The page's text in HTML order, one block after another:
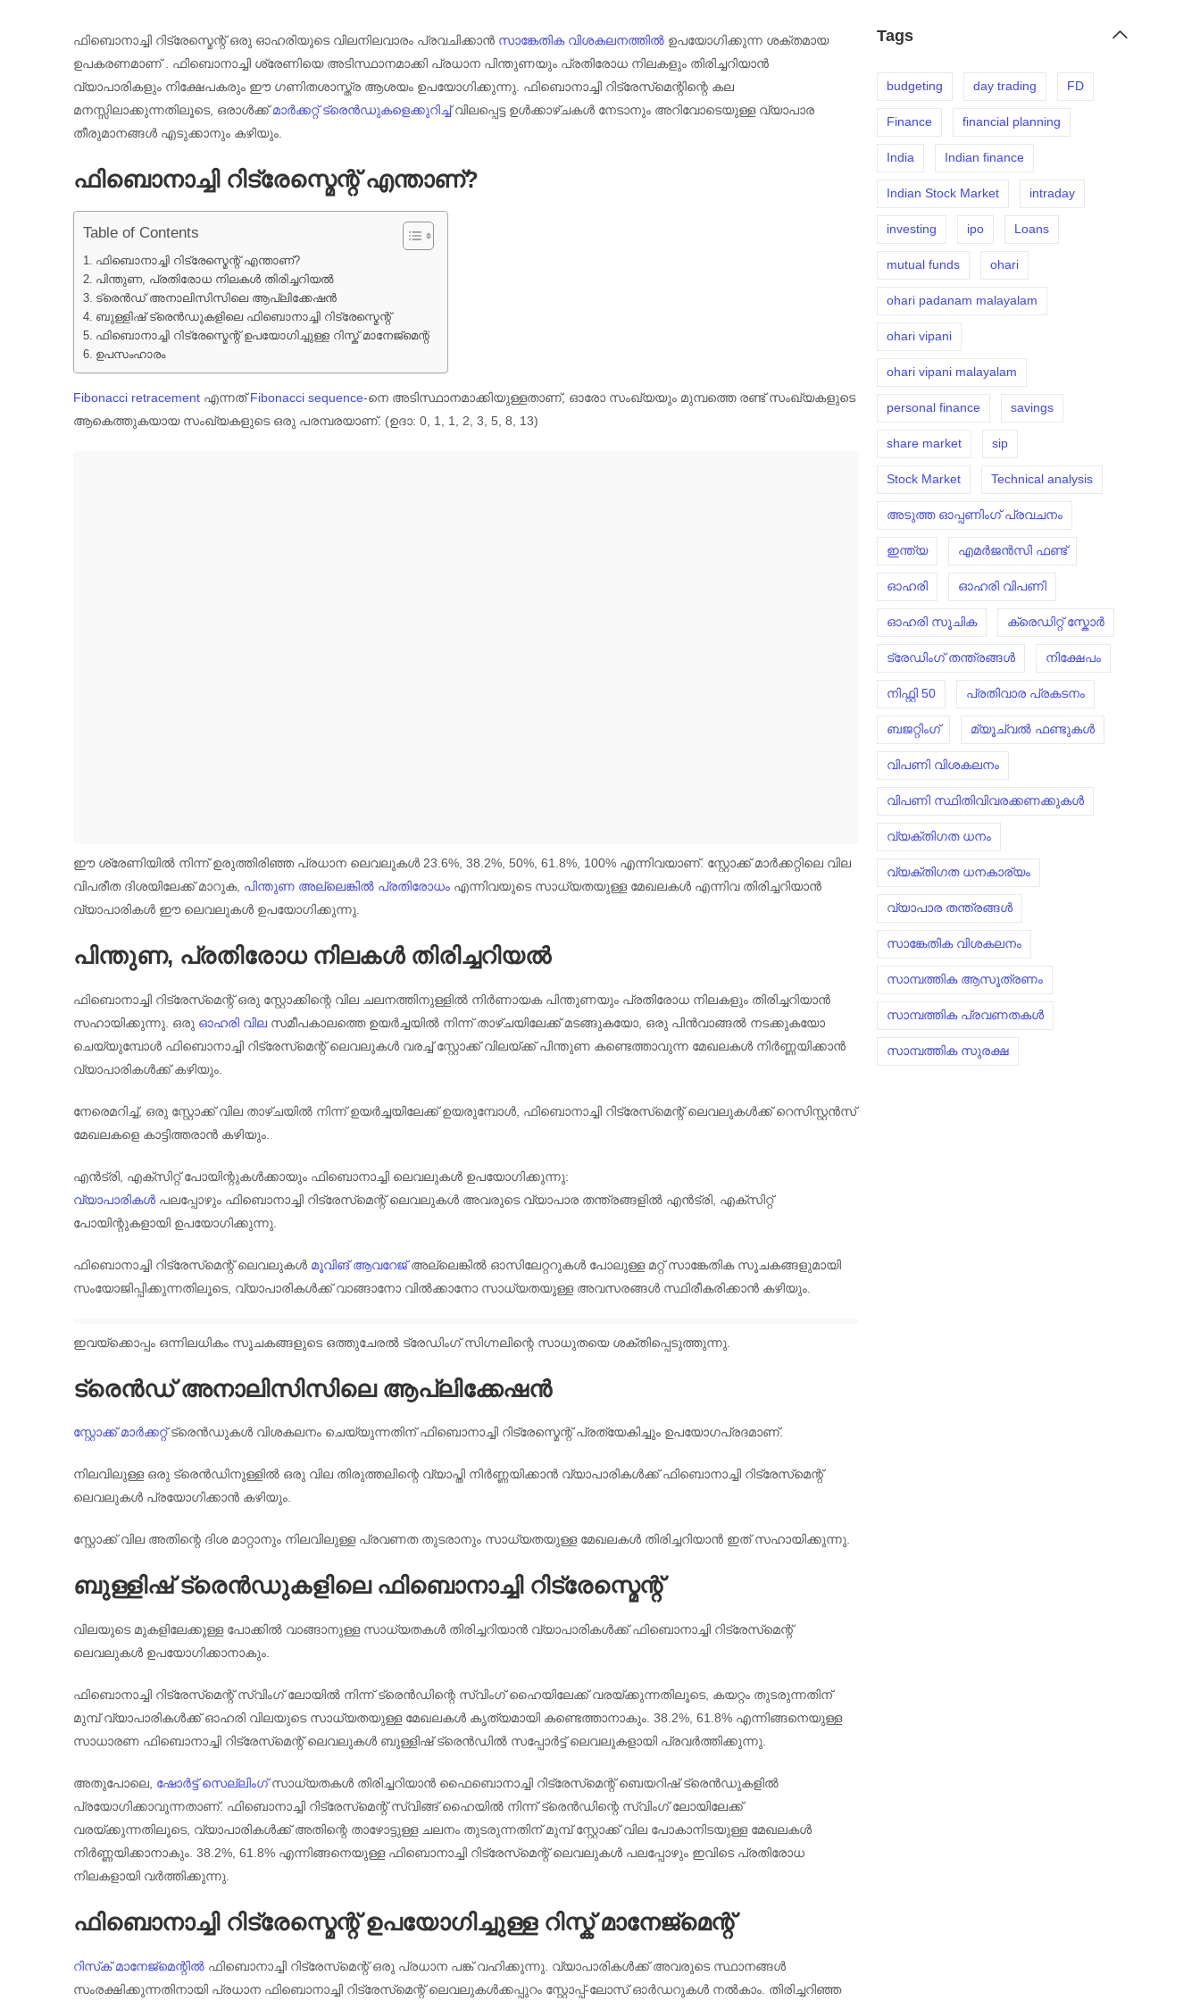
ഫിബൊനാച്ചി റിട്രേസ്മെന്റ് ഒരു ഓഹരിയുടെ വിലനിലവാരം പ്രവചിക്കാൻ സാങ്കേതിക വിശകലനത്തിൽ ഉപയോഗിക്കുന്ന ശക്തമായ
ഉപകരണമാണ് . ഫിബൊനാച്ചി ശ്രേണിയെ അടിസ്ഥാനമാക്കി പ്രധാന പിന്തുണയും പ്രതിരോധ നിലകളും തിരിച്ചറിയാൻ
വ്യാപാരികളും നിക്ഷേപകരും ഈ ഗണിതശാസ്ത്ര ആശയം ഉപയോഗിക്കുന്നു. ഫിബൊനാച്ചി റിട്രേസ്‌മെന്റിന്റെ കല
മനസ്സിലാക്കുന്നതിലൂടെ, ഒരാൾക്ക്മാർക്കറ്റ് ട്രെൻഡുകളെക്കുറിച്ച്വിലപ്പെട്ട ഉൾക്കാഴ്ചകൾ നേടാനും അറിവോടെയുള്ള വ്യാപാര
തീരുമാനങ്ങൾ എടുക്കാനും കഴിയും.
ഫിബൊനാച്ചി റിട്രേസ്മെന്റ് എന്താണ്?
Table of Contents
ഫിബൊനാച്ചി റിട്രേസ്മെന്റ് എന്താണ്?
പിന്തുണ, പ്രതിരോധ നിലകൾ തിരിച്ചറിയൽ
ട്രെൻഡ് അനാലിസിസിലെ ആപ്ലിക്കേഷൻ
ബുള്ളിഷ് ട്രെൻഡുകളിലെ ഫിബൊനാച്ചി റിട്രേസ്മെന്റ്
ഫിബൊനാച്ചി റിട്രേസ്മെന്റ് ഉപയോഗിച്ചുള്ള റിസ്ക് മാനേജ്മെന്റ്
ഉപസംഹാരം
Fibonacci retracement എന്നത്Fibonacci sequence-നെ അടിസ്ഥാനമാക്കിയുള്ളതാണ്, ഓരോ സംഖ്യയും മുമ്പത്തെ രണ്ട് സംഖ്യകളുടെ
ആകെത്തുകയായ സംഖ്യകളുടെ ഒരു പരമ്പരയാണ്. (ഉദാ: 0, 1, 1, 2, 3, 5, 8, 13)
ഈ ശ്രേണിയിൽ നിന്ന് ഉരുത്തിരിഞ്ഞ പ്രധാന ലെവലുകൾ 23.6%, 38.2%, 50%, 61.8%, 100% എന്നിവയാണ്. സ്റ്റോക്ക് മാർക്കറ്റിലെ വില
വിപരീത ദിശയിലേക്ക് മാറുക, പിന്തുണ അല്ലെങ്കിൽ പ്രതിരോധം എന്നിവയുടെ സാധ്യതയുള്ള മേഖലകൾ എന്നിവ തിരിച്ചറിയാൻ
വ്യാപാരികൾ ഈ ലെവലുകൾ ഉപയോഗിക്കുന്നു.
പിന്തുണ, പ്രതിരോധ നിലകൾ തിരിച്ചറിയൽ
ഫിബൊനാച്ചി റിട്രേസ്‌മെന്റ് ഒരു സ്റ്റോക്കിന്റെ വില ചലനത്തിനുള്ളിൽ നിർണായക പിന്തുണയും പ്രതിരോധ നിലകളും തിരിച്ചറിയാൻ
സഹായിക്കുന്നു. ഒരു ഓഹരി വില സമീപകാലത്തെ ഉയർച്ചയിൽ നിന്ന് താഴ്ചയിലേക്ക് മടങ്ങുകയോ, ഒരു പിൻവാങ്ങൽ നടക്കുകയോ
ചെയ്യുമ്പോൾ ഫിബൊനാച്ചി റിട്രേസ്‌മെന്റ് ലെവലുകൾ വരച്ച് സ്റ്റോക്ക് വിലയ്ക്ക് പിന്തുണ കണ്ടെത്താവുന്ന മേഖലകൾ നിർണ്ണയിക്കാൻ
വ്യാപാരികൾക്ക് കഴിയും.
നേരെമറിച്ച്, ഒരു സ്റ്റോക്ക് വില താഴ്ചയിൽ നിന്ന് ഉയർച്ചയിലേക്ക് ഉയരുമ്പോൾ, ഫിബൊനാച്ചി റിട്രേസ്‌മെന്റ് ലെവലുകൾക്ക് റെസിസ്റ്റൻസ്
മേഖലകളെ കാട്ടിത്തരാൻ കഴിയും.
എൻട്രി, എക്സിറ്റ് പോയിന്റുകൾക്കായും ഫിബൊനാച്ചി ലെവലുകൾ ഉപയോഗിക്കുന്നു:
വ്യാപാരികൾ പലപ്പോഴും ഫിബൊനാച്ചി റിട്രേസ്‌മെന്റ് ലെവലുകൾ അവരുടെ വ്യാപാര തന്ത്രങ്ങളിൽ എൻട്രി, എക്സിറ്റ്
പോയിന്റുകളായി ഉപയോഗിക്കുന്നു.
ഫിബൊനാച്ചി റിട്രേസ്‌മെന്റ് ലെവലുകൾ മൂവിങ് ആവറേജ്അല്ലെങ്കിൽ ഓസിലേറ്ററുകൾ പോലുള്ള മറ്റ് സാങ്കേതിക സൂചകങ്ങളുമായി
സംയോജിപ്പിക്കുന്നതിലൂടെ, വ്യാപാരികൾക്ക് വാങ്ങാനോ വിൽക്കാനോ സാധ്യതയുള്ള അവസരങ്ങൾ സ്ഥിരീകരിക്കാൻ കഴിയും.
ഇവയ്ക്കൊപ്പം ഒന്നിലധികം സൂചകങ്ങളുടെ ഒത്തുചേരൽ ട്രേഡിംഗ് സിഗ്നലിന്റെ സാധുതയെ ശക്തിപ്പെടുത്തുന്നു.
ട്രെൻഡ് അനാലിസിസിലെ ആപ്ലിക്കേഷൻ
സ്റ്റോക്ക് മാർക്കറ്റ്ട്രെൻഡുകൾ വിശകലനം ചെയ്യുന്നതിന് ഫിബൊനാച്ചി റിട്രേസ്മെന്റ് പ്രത്യേകിച്ചും ഉപയോഗപ്രദമാണ്.
നിലവിലുള്ള ഒരു ട്രെൻഡിനുള്ളിൽ ഒരു വില തിരുത്തലിന്റെ വ്യാപ്തി നിർണ്ണയിക്കാൻ വ്യാപാരികൾക്ക് ഫിബൊനാച്ചി റിട്രേസ്‌മെന്റ്
ലെവലുകൾ പ്രയോഗിക്കാൻ കഴിയും.
സ്റ്റോക്ക് വില അതിന്റെ ദിശ മാറ്റാനും നിലവിലുള്ള പ്രവണത തുടരാനും സാധ്യതയുള്ള മേഖലകൾ തിരിച്ചറിയാൻ ഇത് സഹായിക്കുന്നു.
ബുള്ളിഷ് ട്രെൻഡുകളിലെ ഫിബൊനാച്ചി റിട്രേസ്മെന്റ്
വിലയുടെ മുകളിലേക്കുള്ള പോക്കിൽ വാങ്ങാനുള്ള സാധ്യതകൾ തിരിച്ചറിയാൻ വ്യാപാരികൾക്ക് ഫിബൊനാച്ചി റിട്രേസ്‌മെന്റ്
ലെവലുകൾ ഉപയോഗിക്കാനാകും.
ഫിബൊനാച്ചി റിട്രേസ്‌മെന്റ് സ്വിംഗ് ലോയിൽ നിന്ന് ട്രെൻഡിന്റെ സ്വിംഗ് ഹൈയിലേക്ക് വരയ്ക്കുന്നതിലൂടെ, കയറ്റം തുടരുന്നതിന്
മുമ്പ് വ്യാപാരികൾക്ക് ഓഹരി വിലയുടെ സാധ്യതയുള്ള മേഖലകൾ കൃത്യമായി കണ്ടെത്താനാകും. 38.2%, 61.8% എന്നിങ്ങനെയുള്ള
സാധാരണ ഫിബൊനാച്ചി റിട്രേസ്‌മെന്റ് ലെവലുകൾ ബുള്ളിഷ് ട്രെൻഡിൽ സപ്പോർട്ട് ലെവലുകളായി പ്രവർത്തിക്കുന്നു.
അതുപോലെ, ഷോർട്ട് സെല്ലിംഗ്സാധ്യതകൾ തിരിച്ചറിയാൻ ഫൈബൊനാച്ചി റിട്രേസ്‌മെന്റ് ബെയറിഷ് ട്രെൻഡുകളിൽ
പ്രയോഗിക്കാവുന്നതാണ്. ഫിബൊനാച്ചി റിട്രേസ്‌മെന്റ് സ്വിങ്ങ് ഹൈയിൽ നിന്ന് ട്രെൻഡിന്റെ സ്വിംഗ് ലോയിലേക്ക്
വരയ്ക്കുന്നതിലൂടെ, വ്യാപാരികൾക്ക് അതിന്റെ താഴോട്ടുള്ള ചലനം തുടരുന്നതിന് മുമ്പ് സ്റ്റോക്ക് വില പോകാനിടയുള്ള മേഖലകൾ
നിർണ്ണയിക്കാനാകും. 38.2%, 61.8% എന്നിങ്ങനെയുള്ള ഫിബൊനാച്ചി റിട്രേസ്‌മെന്റ് ലെവലുകൾ പലപ്പോഴും ഇവിടെ പ്രതിരോധ
നിലകളായി വർത്തിക്കുന്നു.
ഫിബൊനാച്ചി റിട്രേസ്മെന്റ് ഉപയോഗിച്ചുള്ള റിസ്ക് മാനേജ്മെന്റ്
റിസ്‌ക് മാനേജ്‌മെന്റിൽ ഫിബൊനാച്ചി റിട്രേസ്‌മെന്റ് ഒരു പ്രധാന പങ്ക് വഹിക്കുന്നു. വ്യാപാരികൾക്ക് അവരുടെ സ്ഥാനങ്ങൾ
സംരക്ഷിക്കുന്നതിനായി പ്രധാന ഫിബൊനാച്ചി റിട്രേസ്‌മെന്റ് ലെവലുകൾക്കപ്പുറം സ്റ്റോപ്പ്-ലോസ് ഓർഡറുകൾ നൽകാം. തിരിച്ചറിഞ്ഞ
Tags
budgeting day trading FD
Finance financial planning
India Indian finance
Indian Stock Market intraday
investing ipo Loans
mutual funds ohari
ohari padanam malayalam
ohari vipani
ohari vipani malayalam
personal finance savings
share market sip
Stock Market Technical analysis
അടുത്ത ഓപ്പണിംഗ് പ്രവചനം
ഇന്ത്യ എമർജൻസി ഫണ്ട്
ഓഹരി ഓഹരി വിപണി
ഓഹരി സൂചിക ക്രെഡിറ്റ് സ്കോർ
ട്രേഡിംഗ് തന്ത്രങ്ങൾ നിക്ഷേപം
നിഫ്റ്റി 50 പ്രതിവാര പ്രകടനം
ബജറ്റിംഗ് മ്യൂച്വൽ ഫണ്ടുകൾ
വിപണി വിശകലനം
വിപണി സ്ഥിതിവിവരക്കണക്കുകൾ
വ്യക്തിഗത ധനം
വ്യക്തിഗത ധനകാര്യം
വ്യാപാര തന്ത്രങ്ങൾ
സാങ്കേതിക വിശകലനം
സാമ്പത്തിക ആസൂത്രണം
സാമ്പത്തിക പ്രവണതകൾ
സാമ്പത്തിക സുരക്ഷ